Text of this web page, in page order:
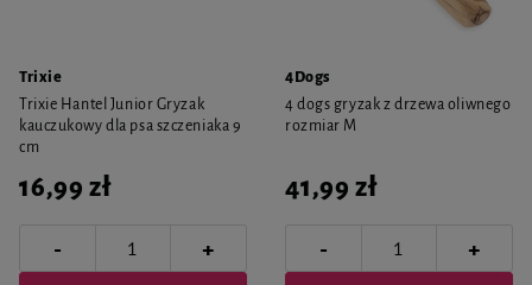
Trixie
Trixie Hantel Junior Gryzak
kauczukowy dla psa szczeniaka 9
cm
16,99 zł
- +
4Dogs
4 dogs gryzak z drzewa oliwnego
rozmiar M
41,99 zł
- +